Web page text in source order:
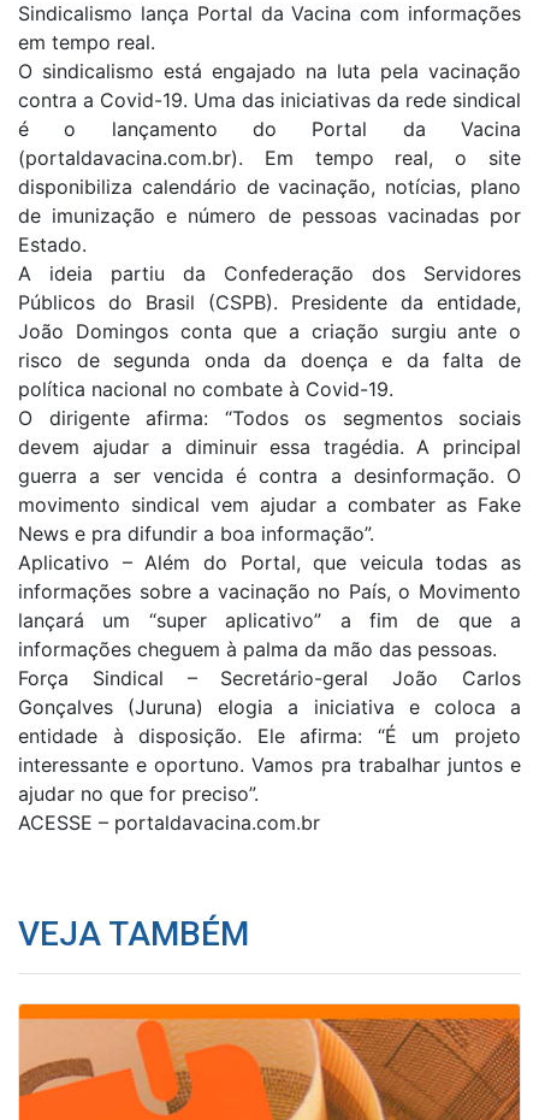
Sindicalismo lança Portal da Vacina com informações
em tempo real.
O sindicalismo está engajado na luta pela vacinação
contra a Covid-19. Uma das iniciativas da rede sindical
é o lançamento do Portal da Vacina
(portaldavacina.com.br). Em tempo real, o site
disponibiliza calendário de vacinação, notícias, plano
de imunização e número de pessoas vacinadas por
Estado.
A ideia partiu da Confederação dos Servidores
Públicos do Brasil (CSPB). Presidente da entidade,
João Domingos conta que a criação surgiu ante o
risco de segunda onda da doença e da falta de
política nacional no combate à Covid-19.
O dirigente afirma: “Todos os segmentos sociais
devem ajudar a diminuir essa tragédia. A principal
guerra a ser vencida é contra a desinformação. O
movimento sindical vem ajudar a combater as Fake
News e pra difundir a boa informação”.
Aplicativo – Além do Portal, que veicula todas as
informações sobre a vacinação no País, o Movimento
lançará um “super aplicativo” a fim de que a
informações cheguem à palma da mão das pessoas.
Força Sindical – Secretário-geral João Carlos
Gonçalves (Juruna) elogia a iniciativa e coloca a
entidade à disposição. Ele afirma: “É um projeto
interessante e oportuno. Vamos pra trabalhar juntos e
ajudar no que for preciso”.
ACESSE – portaldavacina.com.br
VEJA TAMBÉM